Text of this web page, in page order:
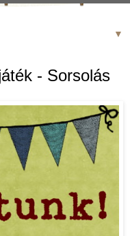
▼
- Sorsolás